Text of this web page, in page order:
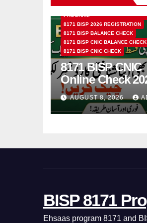
PROGRAM
8171 BISP 2026 REGISTRATION
8171 BISP BALANCE CHECK
8171 BISP CNIC BALANCE CHECK
8171 BISP CNIC CHECK
8171 BISP CNIC
Online Check
How to Verify
Monthly
AUGUST 8, 2026
BISP 8171
Ehsaas program 8171 and